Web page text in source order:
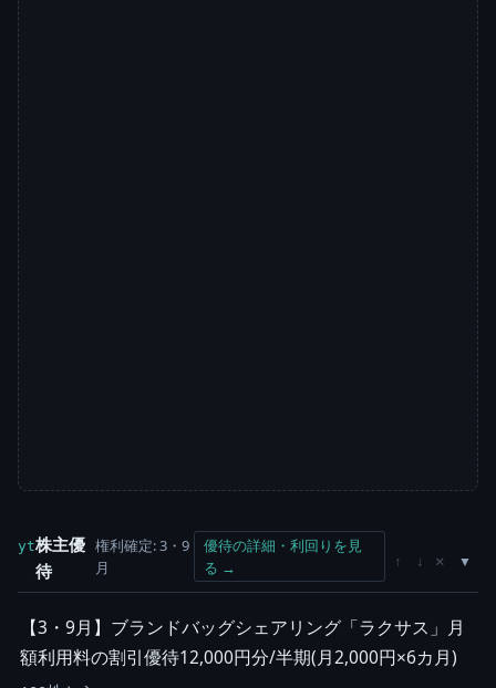
yt株主優
待
権利確定: 3・9
月
優待の詳細・利回りを見
る →
↑ ↓ ×
【3・9月】ブランドバッグシェアリング「ラクサス」月
額利用料の割引優待12,000円分/半期(月2,000円×6カ月)